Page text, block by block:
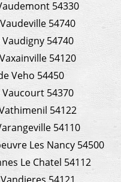
54330
54740
54740
54120
Veho 54450
54370
54122
54110
Les Nancy 54500
Le Chatel 54112